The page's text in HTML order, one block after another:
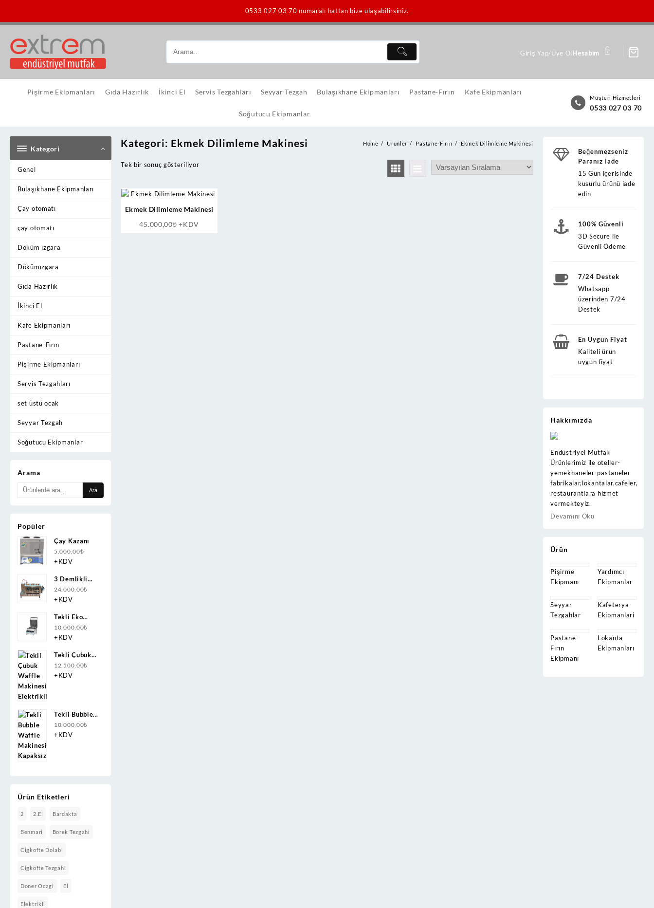
content
0533 027 03 70 numaralı hattan bize ulaşabilirsiniz.
Giriş Yap/Üye Ol Hesabım
Pişirme Ekipmanları Gıda Hazırlık İkinci El Servis Tezgahları Seyyar Tezgah Bulaşıkhane Ekipmanları Pastane-Fırın Kafe Ekipmanları
Soğutucu Ekipmanlar
Müşteri Hizmetleri
0533 027 03 70
Kategori
Genel
Bulaşıkhane Ekipmanları
Çay otomatı
çay otomatı
Döküm ızgara
Dökümızgara
Gıda Hazırlık
İkinci El
Kafe Ekipmanları
Pastane-Fırın
Pişirme Ekipmanları
Servis Tezgahları
set üstü ocak
Seyyar Tezgah
Soğutucu Ekipmanlar
Arama
Ara: Ara
Popüler
Çay Kazanı
5.000,00₺
+KDV
3 Demlikli
Bakır Çay
Kazanı
Ce Belgeli
24.000,00₺
+KDV
Tekli Eko
Papatya
Waffle
10.000,00₺
+KDV
Tekli Çubuk
Waffle
Makinesi
12.500,00₺
+KDV
Tekli Bubble
Waffle
Makinesi
10.000,00₺
+KDV
Ürün Etiketleri
2 2.el Bardakta
Benmari Borek Tezgahi
Cigkofte Dolabi
Cigkofte Tezgahi
Doner Ocagi El
Elektrikli
Kategori: Ekmek Dilimleme Makinesi Home Ürünler Pastane-Fırın Ekmek Dilimleme Makinesi
Tek bir sonuç gösteriliyor
Ekmek Dilimleme Makinesi
45.000,00₺ +KDV
Beğenmezseniz
Paranız İade
15 Gün içerisinde
kusurlu ürünü iade
edin
100% Güvenli
3D Secure ile
Güvenli Ödeme
7/24 Destek
Whatsapp
üzerinden 7/24
Destek
En Uygun Fiyat
Kaliteli ürün
uygun fiyat
Hakkımızda
Endüstriyel Mutfak
Ürünlerimiz ile oteller-
yemekhaneler-pastaneler
fabrikalar,lokantalar,cafeler,
restaurantlara hizmet
vermekteyiz.
Devamını Oku
Ürün
Pişirme
Ekipmanı
Yardımcı
Ekipmanlar
Seyyar
Tezgahlar
Kafeterya
Ekipmanlari
Pastane-
Fırın
Ekipmanı
Lokanta
Ekipmanları